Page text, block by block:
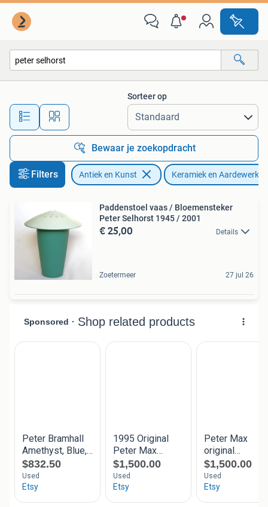
Alle afstanden…
Sorteer op
Bewaar je zoekopdracht
Filters Antiek en Kunst Keramiek en Aardewerk
Paddenstoel vaas / Bloemensteker
Peter Selhorst 1945 / 2001
€ 25,00 Details
Zoetermeer 27 jul 26